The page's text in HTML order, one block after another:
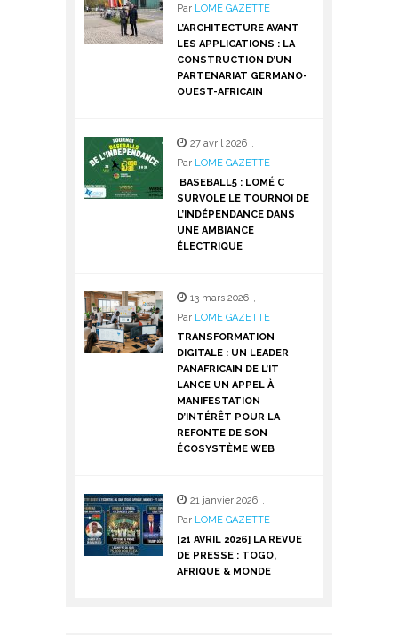
Par LOME GAZETTE
L’ARCHITECTURE AVANT
LES APPLICATIONS : LA
CONSTRUCTION D’UN
PARTENARIAT GERMANO-
OUEST-AFRICAIN
27 avril 2026 ,
Par LOME GAZETTE
BASEBALL5 : LOMÉ C
SURVOLE LE TOURNOI DE
L’INDÉPENDANCE DANS
UNE AMBIANCE
ÉLECTRIQUE
13 mars 2026 ,
Par LOME GAZETTE
TRANSFORMATION
DIGITALE : UN LEADER
PANAFRICAIN DE L’IT
LANCE UN APPEL À
MANIFESTATION
D’INTÉRÊT POUR LA
REFONTE DE SON
ÉCOSYSTÈME WEB
21 janvier 2026 ,
Par LOME GAZETTE
[21 AVRIL 2026] LA REVUE
DE PRESSE : TOGO,
AFRIQUE & MONDE